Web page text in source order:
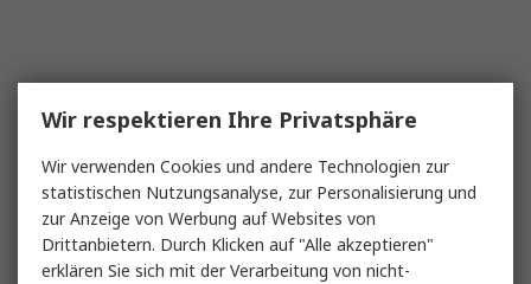
Wir respektieren Ihre Privatsphäre
Wir verwenden Cookies und andere Technologien zur
statistischen Nutzungsanalyse, zur Personalisierung und
zur Anzeige von Werbung auf Websites von
Drittanbietern. Durch Klicken auf "Alle akzeptieren"
erklären Sie sich mit der Verarbeitung von nicht-